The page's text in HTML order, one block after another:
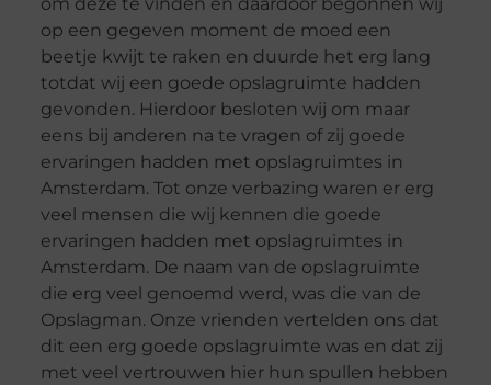
op een gegeven moment de moed een
beetje kwijt te raken en duurde het erg lang
totdat wij een goede opslagruimte hadden
gevonden. Hierdoor besloten wij om maar
eens bij anderen na te vragen of zij goede
ervaringen hadden met opslagruimtes in
Amsterdam. Tot onze verbazing waren er erg
veel mensen die wij kennen die goede
ervaringen hadden met opslagruimtes in
Amsterdam. De naam van de opslagruimte
die erg veel genoemd werd, was die van de
Opslagman. Onze vrienden vertelden ons dat
dit een erg goede opslagruimte was en dat zij
met veel vertrouwen hier hun spullen hebben